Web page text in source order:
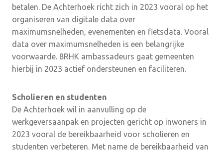
betalen. De Achterhoek richt zich in 2023 vooral op het
organiseren van digitale data over
maximumsnelheden, evenementen en fietsdata. Vooral
data over maximumsnelheden is een belangrijke
voorwaarde. 8RHK ambassadeurs gaat gemeenten
hierbij in 2023 actief ondersteunen en faciliteren.
Scholieren en studenten
De Achterhoek wil in aanvulling op de
werkgeversaanpak en projecten gericht op inwoners in
2023 vooral de bereikbaarheid voor scholieren en
studenten verbeteren. Met name de bereikbaarheid van